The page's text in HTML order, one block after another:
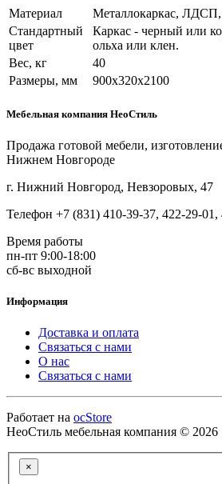
Материал
Металлокаркас,
Стандартный
цвет
Каркас - черный или
ольха или клен.
Вес, кг
40
Размеры, мм
900х320х2100
Мебельная компания НеоСтиль
Продажа готовой мебели,
Нижнем Новгороде
г. Нижний Новгород, Невзоровых, 47
Телефон +7 (831) 410-39-37, 422-29-01,
Время работы
пн-пт 9:00-18:00
сб-вс выходной
Информация
Доставка и оплата
Связаться с нами
О нас
Связаться с нами
Работает на ocStore
НеоСтиль мебельная компания © 2026
×